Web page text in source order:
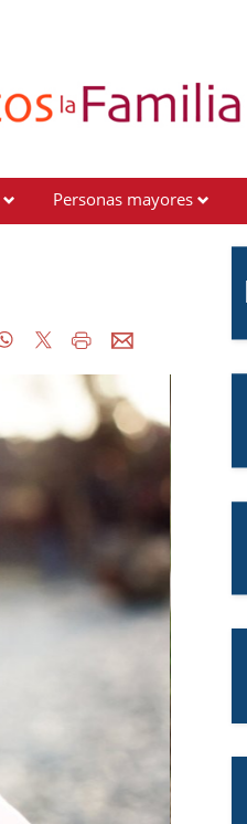
Personas mayores